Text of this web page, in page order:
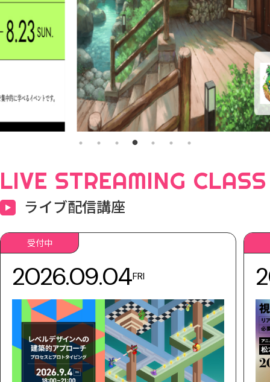
LIVE STREAMING CLASS
ライブ配信講座
受付中
2026.09.04FRI